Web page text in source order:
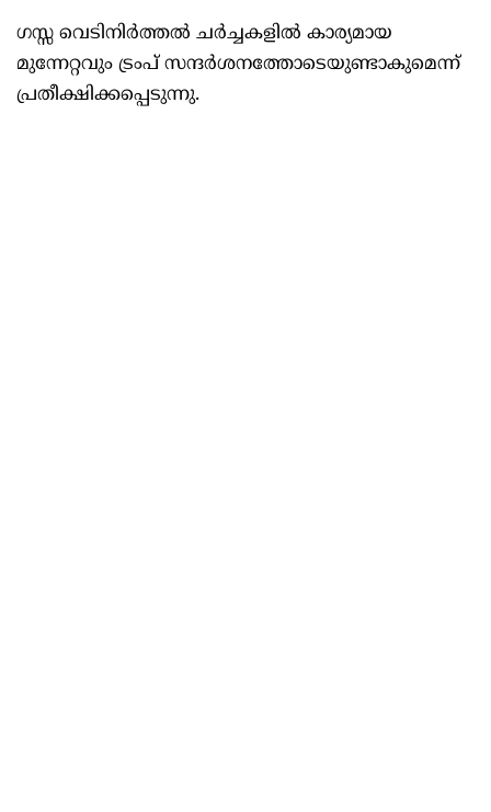
ഗസ്സ വെടിനിർത്തൽ ചർച്ചകളിൽ കാര്യമായ
മുന്നേറ്റവും ട്രംപ് സന്ദർശനത്തോടെയുണ്ടാകുമെന്ന്
പ്രതീക്ഷിക്കപ്പെടുന്നു.